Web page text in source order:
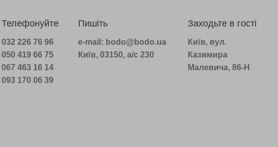
Телефонуйте
032 226 76 96
050 419 66 75
067 463 16 14
093 170 06 39
Пишіть
e-mail: bodo@bodo.ua
Київ, 03150, а/с 230
Заходьте в гості
Київ, вул.
Казимира
Малевича, 86-Н